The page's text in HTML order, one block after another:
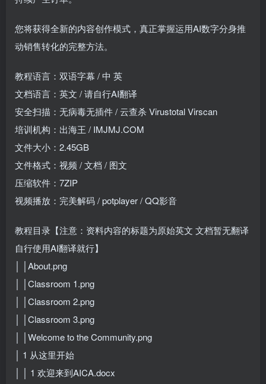
您将获得全新的内容创作模式，真正掌握运用AI数字分身推
动销售转化的完整方法。
教程语言：双语字幕 / 中 英
文档语言：英文 / 请自行AI翻译
安全扫描：无病毒无插件 / 云查杀 Virustotal Virscan
培训机构：出海王 / IMJMJ.COM
文件大小：2.45GB
文件格式：视频 / 文档 / 图文
压缩软件：7ZIP
视频播放：完美解码 / potplayer / QQ影音
教程目录【注意：资料内容的标题为原始英文 文档暂无翻译
自行使用AI翻译就行】
│ │About.png
│ │Classroom 1.png
│ │Classroom 2.png
│ │Classroom 3.png
│ │Welcome to the Community.png
│ 1 从这里开始
│ │ 1 欢迎来到AICA.docx